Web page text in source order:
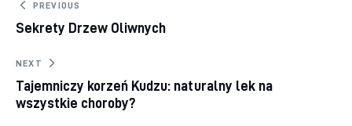
Nawigacja wpisu
PREVIOUS
Sekrety Drzew Oliwnych
NEXT
Tajemniczy korzeń Kudzu: naturalny lek na
wszystkie choroby?